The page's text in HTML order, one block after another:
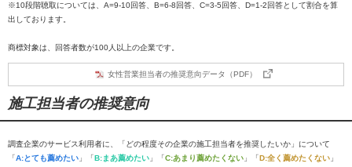
※10段階聴取については、A=9-10回答、B=6-8回答、C=3-5回答、D=1-2回答として割合を算
出しております。
商標対象は、回答者数が100人以上の企業です。
女性営業担当者の推奨意向データ（PDF）
施工担当者の推奨意向
調査企業のサービス利用者に、「どの程度その企業の施工担当者を推奨したいか」について
「A:とても薦めたい 」「B:まあ薦めたい 」「C:あまり薦めたくない 」「D:全く薦めたくない 」